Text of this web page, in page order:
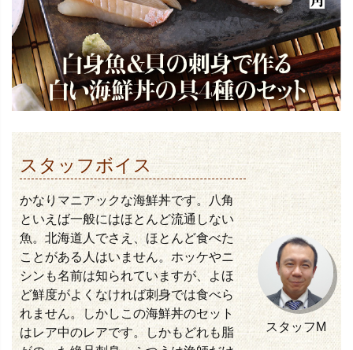
スタッフボイス
かなりマニアックな海鮮丼です。八角
といえば一般にはほとんど流通しない
魚。北海道人でさえ、ほとんど食べた
ことがある人はいません。ホッケやニ
シンも名前は知られていますが、よほ
ど鮮度がよくなければ刺身では食べら
れません。しかしこの海鮮丼のセット
はレア中のレアです。しかもどれも脂
スタッフM